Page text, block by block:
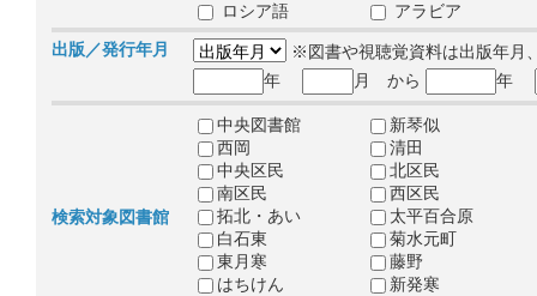
ロシア語
アラビア
出版／発行年月
※図書や視聴覚資料は出版年月
年
月 から 年
検索対象図書館
中央図書館
新琴似
西岡
清田
中央区民
北区民
南区民
西区民
拓北・あい
太平百合原
白石東
菊水元町
東月寒
藤野
はちけん
新発寒